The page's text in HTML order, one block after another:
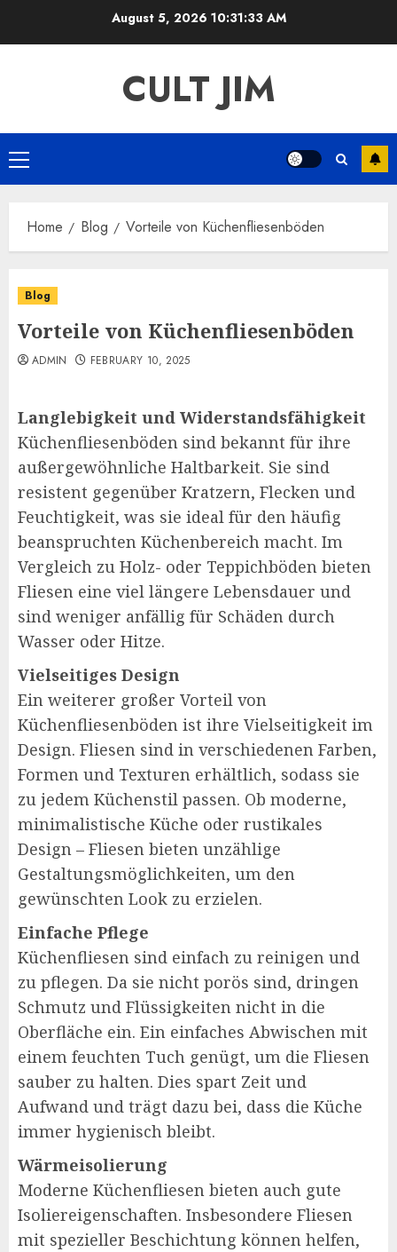
August 5, 2026 10:31:34 AM
CULT JIM
Primary
Menu
Home Blog Vorteile von Küchenfliesenböden
Blog
Vorteile von Küchenfliesenböden
ADMIN FEBRUARY 10, 2025
Langlebigkeit und Widerstandsfähigkeit
Küchenfliesenböden sind bekannt für ihre
außergewöhnliche Haltbarkeit. Sie sind
resistent gegenüber Kratzern, Flecken und
Feuchtigkeit, was sie ideal für den häufig
beanspruchten Küchenbereich macht. Im
Vergleich zu Holz- oder Teppichböden bieten
Fliesen eine viel längere Lebensdauer und
sind weniger anfällig für Schäden durch
Wasser oder Hitze.
Vielseitiges Design
Ein weiterer großer Vorteil von
Küchenfliesenböden ist ihre Vielseitigkeit im
Design. Fliesen sind in verschiedenen Farben,
Formen und Texturen erhältlich, sodass sie
zu jedem Küchenstil passen. Ob moderne,
minimalistische Küche oder rustikales
Design – Fliesen bieten unzählige
Gestaltungsmöglichkeiten, um den
gewünschten Look zu erzielen.
Einfache Pflege
Küchenfliesen sind einfach zu reinigen und
zu pflegen. Da sie nicht porös sind, dringen
Schmutz und Flüssigkeiten nicht in die
Oberfläche ein. Ein einfaches Abwischen mit
einem feuchten Tuch genügt, um die Fliesen
sauber zu halten. Dies spart Zeit und
Aufwand und trägt dazu bei, dass die Küche
immer hygienisch bleibt.
Wärmeisolierung
Moderne Küchenfliesen bieten auch gute
Isoliereigenschaften. Insbesondere Fliesen
mit spezieller Beschichtung können helfen,